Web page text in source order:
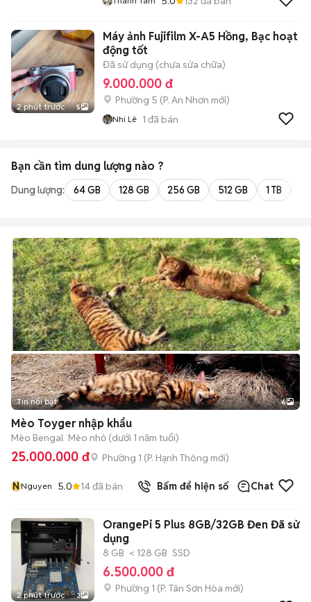
2 phút trước 5
Máy ảnh Fujifilm X-A5 Hồng, Bạc hoạt
động tốt
Đã sử dụng (chưa sửa chữa)
9.000.000 đ
Phường 5 (P. An Nhơn mới)
Nhi Lê 1 đã bán
Bạn cần tìm dung lượng nào ?
Dung lượng: 64 GB 128 GB 256 GB 512 GB 1 TB
+2
Tin nổi bật 6
Mèo Toyger nhập khẩu
Mèo Bengal Mèo nhỏ (dưới 1 năm tuổi)
25.000.000 đ Phường 1 (P. Hạnh Thông mới)
NNguyen 5.0 14đã bán Bấm để hiện số Chat
2 phút trước 3
OrangePi 5 Plus 8GB/32GB Đen Đã sử
dụng
8 GB < 128 GB SSD
6.500.000 đ
Phường 1 (P. Tân Sơn Hòa mới)